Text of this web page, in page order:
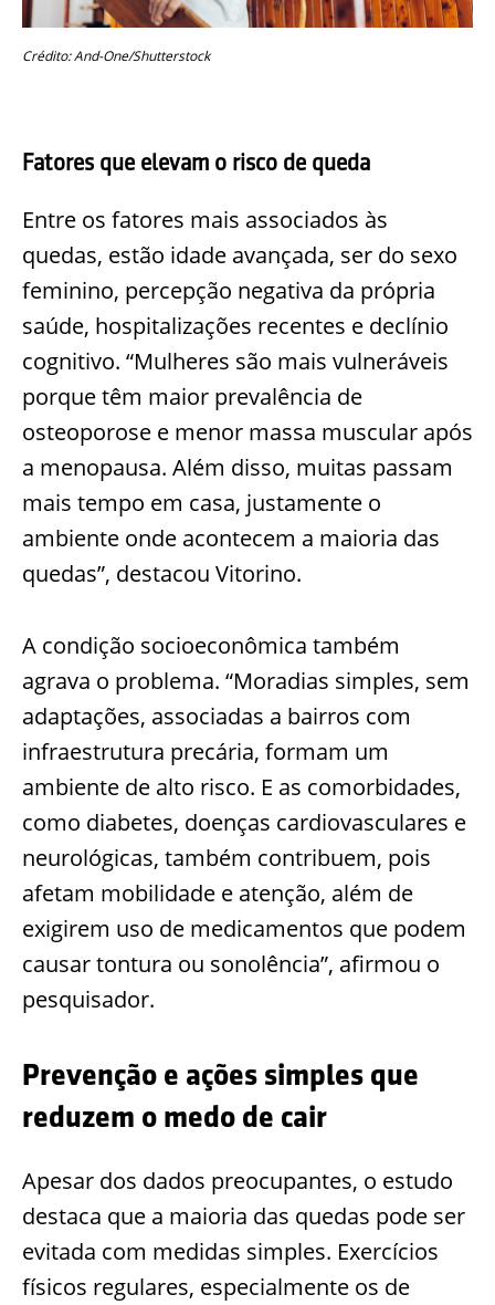
Crédito: And-One/Shutterstock
Fatores que elevam o risco de queda
Entre os fatores mais associados às
quedas, estão idade avançada, ser do sexo
feminino, percepção negativa da própria
saúde, hospitalizações recentes e declínio
cognitivo. “Mulheres são mais vulneráveis
porque têm maior prevalência de
osteoporose e menor massa muscular após
a menopausa. Além disso, muitas passam
mais tempo em casa, justamente o
ambiente onde acontecem a maioria das
quedas”, destacou Vitorino.
A condição socioeconômica também
agrava o problema. “Moradias simples, sem
adaptações, associadas a bairros com
infraestrutura precária, formam um
ambiente de alto risco. E as comorbidades,
como diabetes, doenças cardiovasculares e
neurológicas, também contribuem, pois
afetam mobilidade e atenção, além de
exigirem uso de medicamentos que podem
causar tontura ou sonolência”, afirmou o
pesquisador.
Prevenção e ações simples que
reduzem o medo de cair
Apesar dos dados preocupantes, o estudo
destaca que a maioria das quedas pode ser
evitada com medidas simples. Exercícios
físicos regulares, especialmente os de